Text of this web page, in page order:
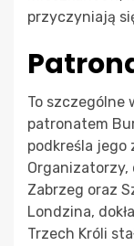
przyczyniają
To szczególne
patronatem
podkreśla jego
Zabrzeg oraz
Londzina,
Trzech Króli